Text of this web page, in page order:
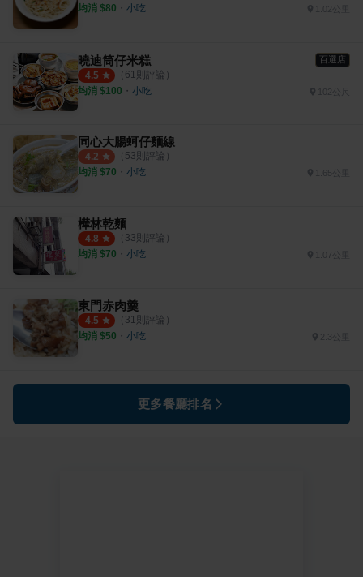
均消 $80 ・ 小吃
曉迪筒仔米糕 百選店
4.5 （ 61則評論）
均消 $100 ・ 小吃
同心大腸蚵仔麵線
4.2 （ 53則評論）
均消 $70 ・ 小吃 1.65公里
樺林乾麵
4.8 （ 33則評論）
均消 $70 ・ 小吃
東門赤肉羹
4.5 （ 31則評論）
均消 $50 ・ 小吃
更多餐廳排名